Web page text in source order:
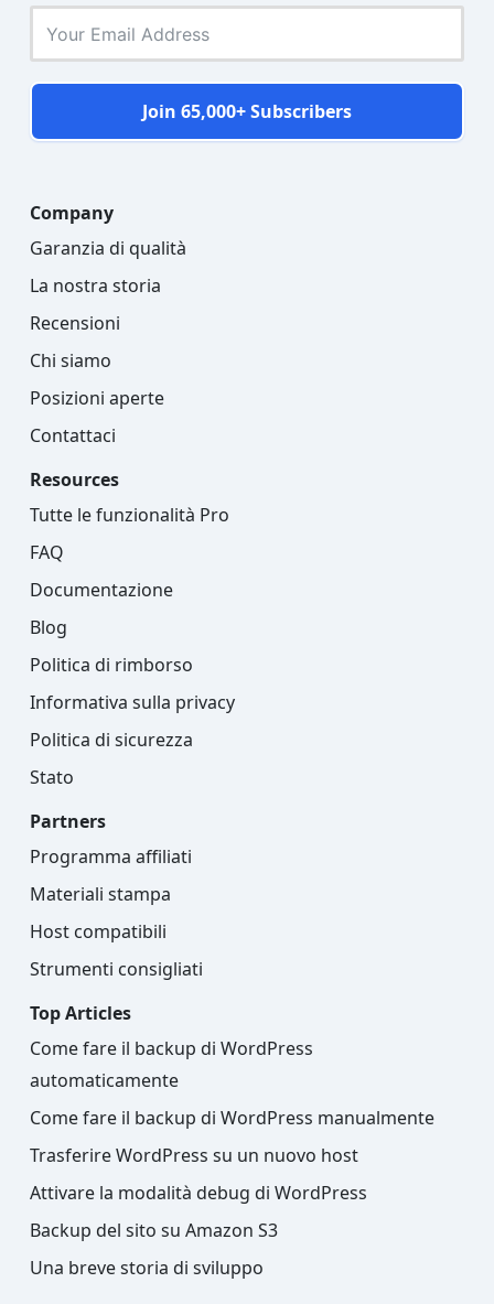
Join 65,000+ Subscribers
Company
Garanzia di qualità
La nostra storia
Recensioni
Chi siamo
Posizioni aperte
Contattaci
Resources
Tutte le funzionalità Pro
FAQ
Documentazione
Blog
Politica di rimborso
Informativa sulla privacy
Politica di sicurezza
Stato
Partners
Programma affiliati
Materiali stampa
Host compatibili
Strumenti consigliati
Top Articles
Come fare il backup di WordPress
automaticamente
Come fare il backup di WordPress manualmente
Trasferire WordPress su un nuovo host
Attivare la modalità debug di WordPress
Backup del sito su Amazon S3
Una breve storia di sviluppo